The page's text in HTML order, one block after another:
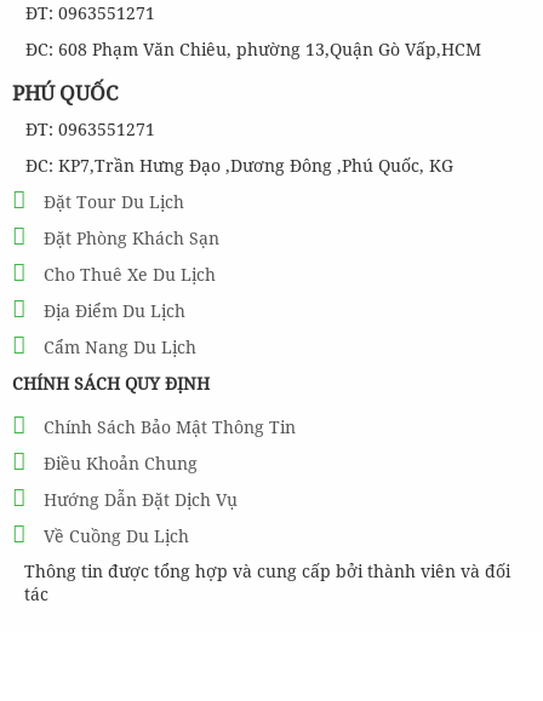
ĐT: 0963551271
ĐC: 608 Phạm Văn Chiêu, phường 13,Quận Gò Vấp,HCM
PHÚ QUỐC
ĐT: 0963551271
ĐC: KP7,Trần Hưng Đạo ,Dương Đông ,Phú Quốc, KG
Đặt Tour Du Lịch
Đặt Phòng Khách Sạn
Cho Thuê Xe Du Lịch
Địa Điểm Du Lịch
Cẩm Nang Du Lịch
CHÍNH SÁCH QUY ĐỊNH
Chính Sách Bảo Mật Thông Tin
Điều Khoản Chung
Hướng Dẫn Đặt Dịch Vụ
Về Cuồng Du Lịch
Thông tin được tổng hợp và cung cấp bởi thành viên và đối
tác